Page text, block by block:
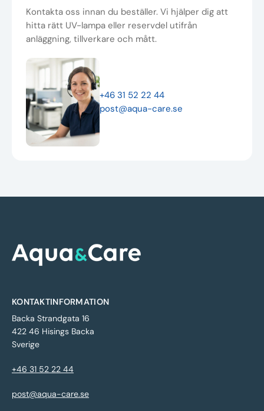
Kontakta oss innan du beställer. Vi hjälper dig att
hitta rätt UV-lampa eller reservdel utifrån
anläggning, tillverkare och mått.
+46 31 52 22 44
post@aqua-care.se
KONTAKTINFORMATION
Backa Strandgata 16
422 46 Hisings Backa
Sverige
+46 31 52 22 44
post@aqua-care.se